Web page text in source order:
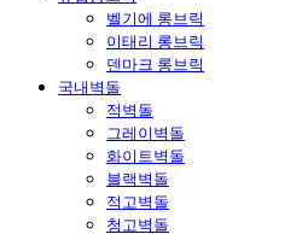
벨기에 롱브릭
이태리 롱브릭
덴마크 롱브릭
국내벽돌
적벽돌
그레이벽돌
화이트벽돌
블랙벽돌
적고벽돌
청고벽돌